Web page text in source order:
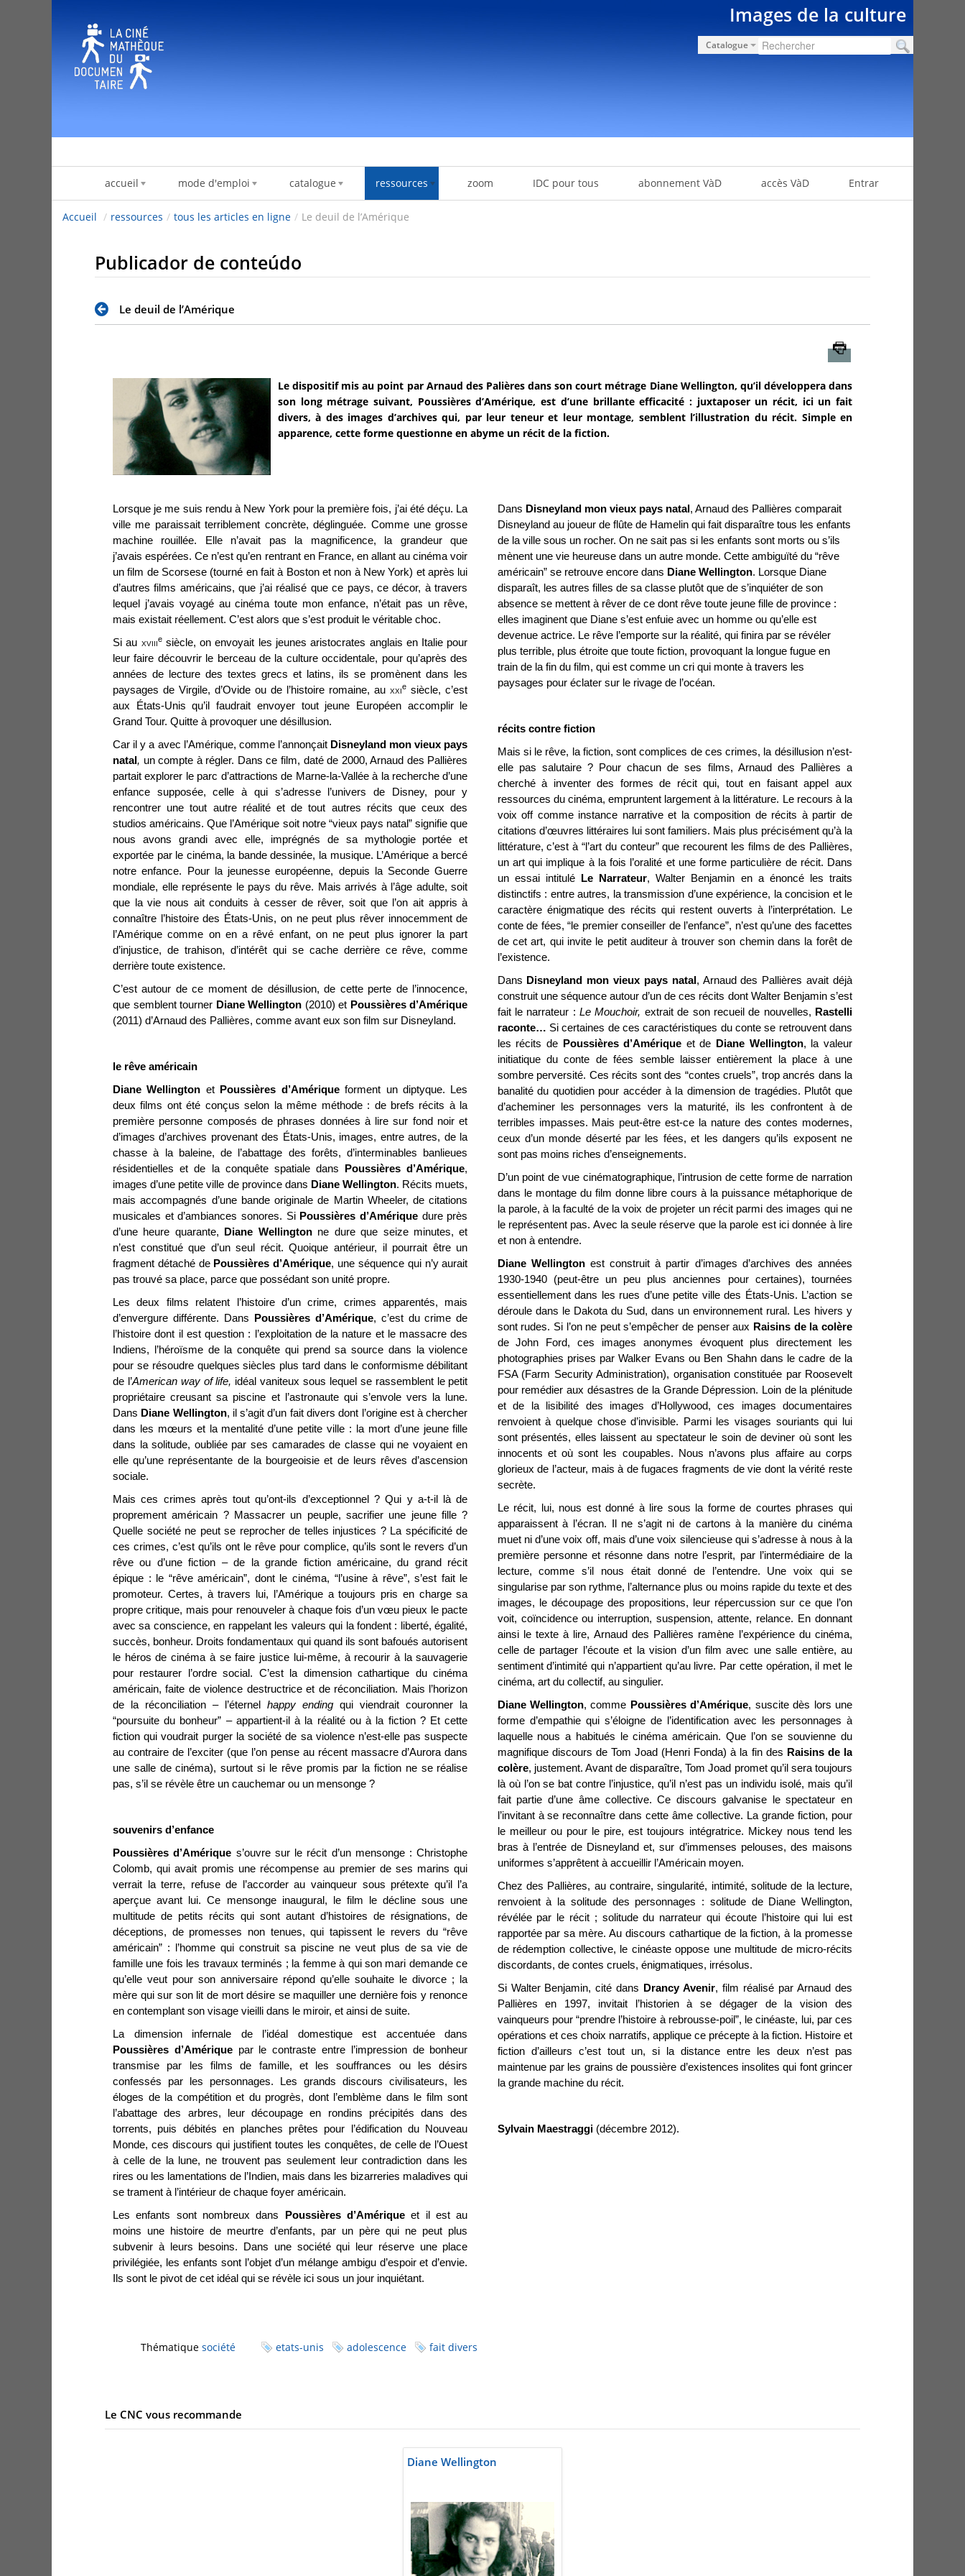
Images de la culture
Catalogue
accueil mode d'emploi catalogue ressources zoom IDC pour tous abonnement VàD accès VàD Entrar
Accueil / ressources / tous les articles en ligne / Le deuil de l’Amérique
Publicador de conteúdo
Le deuil de l’Amérique
Le dispositif mis au point par Arnaud des Palières dans son court métrage Diane Wellington, qu’il développera dans
son long métrage suivant, Poussières d’Amérique, est d’une brillante efficacité : juxtaposer un récit, ici un fait
divers, à des images d’archives qui, par leur teneur et leur montage, semblent l’illustration du récit. Simple en
apparence, cette forme questionne en abyme un récit de la fiction.
Lorsque je me suis rendu à New York pour la première fois, j’ai été déçu. La
ville me paraissait terriblement concrète, déglinguée. Comme une grosse
machine rouillée. Elle n’avait pas la magnificence, la grandeur que
j’avais espérées. Ce n’est qu’en rentrant en France, en allant au cinéma voir
un film de Scorsese (tourné en fait à Boston et non à New York) et après lui
d’autres films américains, que j’ai réalisé que ce pays, ce décor, à travers
lequel j’avais voyagé au cinéma toute mon enfance, n’était pas un rêve,
mais existait réellement. C’est alors que s’est produit le véritable choc.
Si au xviiiesiècle, on envoyait les jeunes aristocrates anglais en Italie pour
leur faire découvrir le berceau de la culture occidentale, pour qu’après des
années de lecture des textes grecs et latins, ils se promènent dans les
paysages de Virgile, d’Ovide ou de l’histoire romaine, auxxie siècle, c’est
aux États-Unis qu’il faudrait envoyer tout jeune Européen accomplir le
Grand Tour. Quitte à provoquer une désillusion.
Car il y a avec l’Amérique, comme l’annonçait Disneyland mon vieux pays
natal , un compte à régler. Dans ce film, daté de 2000, Arnaud des Pallières
partait explorer le parc d’attractions de Marne-la-Vallée à la recherche d’une
enfance supposée, celle à qui s’adresse l’univers de Disney, pour y
rencontrer une tout autre réalité et de tout autres récits que ceux des
studios américains. Que l’Amérique soit notre “vieux pays natal” signifie que
nous avons grandi avec elle, imprégnés de sa mythologie portée et
exportée par le cinéma, la bande dessinée, la musique. L’Amérique a bercé
notre enfance. Pour la jeunesse européenne, depuis la Seconde Guerre
mondiale, elle représente le pays du rêve. Mais arrivés à l’âge adulte, soit
que la vie nous ait conduits à cesser de rêver, soit que l’on ait appris à
connaître l’histoire des États-Unis, on ne peut plus rêver innocemment de
l’Amérique comme on en a rêvé enfant, on ne peut plus ignorer la part
d’injustice, de trahison, d’intérêt qui se cache derrière ce rêve, comme
derrière toute existence.
C’est autour de ce moment de désillusion, de cette perte de l’innocence,
que semblent tourner Diane Wellington (2010) et Poussières d’Amérique
(2011) d’Arnaud des Pallières, comme avant eux son film sur Disneyland.
le rêve américain
Diane Wellington et Poussières d’Amériqueforment un diptyque. Les
deux films ont été conçus selon la même méthode : de brefs récits à la
première personne composés de phrases données à lire sur fond noir et
d’images d’archives provenant des États-Unis, images, entre autres, de la
chasse à la baleine, de l’abattage des forêts, d’interminables banlieues
résidentielles et de la conquête spatiale dans
Poussières d’Amérique,
images d’une petite ville de province dans Diane Wellington. Récits muets,
mais accompagnés d’une bande originale de Martin Wheeler, de citations
musicales et d’ambiances sonores. Si Poussières d’Amérique dure près
d’une heure quarante,
Diane Wellingtonne dure que seize minutes, et
n’est constitué que d’un seul récit. Quoique antérieur, il pourrait être un
fragment détaché de Poussières d’Amérique, une séquence qui n’y aurait
pas trouvé sa place, parce que possédant son unité propre.
Les deux films relatent l’histoire d’un crime, crimes apparentés, mais
d’envergure différente. Dans
Poussières d’Amérique, c’est du crime de
l’histoire dont il est question : l’exploitation de la nature et le massacre des
Indiens, l’héroïsme de la conquête qui prend sa source dans la violence
pour se résoudre quelques siècles plus tard dans le conformisme débilitant
de l’American way of life, idéal vaniteux sous lequel se rassemblent le petit
propriétaire creusant sa piscine et l’astronaute qui s’envole vers la lune.
Dans Diane Wellington, il s’agit d’un fait divers dont l’origine est à chercher
dans les mœurs et la mentalité d’une petite ville : la mort d’une jeune fille
dans la solitude, oubliée par ses camarades de classe qui ne voyaient en
elle qu’une représentante de la bourgeoisie et de leurs rêves d’ascension
sociale.
Mais ces crimes après tout qu’ont-ils d’exceptionnel ? Qui y a-t-il là de
proprement américain ? Massacrer un peuple, sacrifier une jeune fille ?
Quelle société ne peut se reprocher de telles injustices ? La spécificité de
ces crimes, c’est qu’ils ont le rêve pour complice, qu’ils sont le revers d’un
rêve ou d’une fiction – de la grande fiction américaine, du grand récit
épique : le “rêve américain”, dont le cinéma, “l’usine à rêve”, s’est fait le
promoteur. Certes, à travers lui, l’Amérique a toujours pris en charge sa
propre critique, mais pour renouveler à chaque fois d’un vœu pieux le pacte
avec sa conscience, en rappelant les valeurs qui la fondent : liberté, égalité,
succès, bonheur. Droits fondamentaux qui quand ils sont bafoués autorisent
le héros de cinéma à se faire justice lui-même, à recourir à la sauvagerie
pour restaurer l’ordre social. C’est la dimension cathartique du cinéma
américain, faite de violence destructrice et de réconciliation. Mais l’horizon
de la réconciliation – l’éternelhappy ending qui viendrait couronner la
“poursuite du bonheur” – appartient-il à la réalité ou à la fiction ? Et cette
fiction qui voudrait purger la société de sa violence n’est-elle pas suspecte
au contraire de l’exciter (que l’on pense au récent massacre d’Aurora dans
une salle de cinéma), surtout si le rêve promis par la fiction ne se réalise
pas, s’il se révèle être un cauchemar ou un mensonge ?
souvenirs d’enfance
Poussières d’Amérique s’ouvre sur le récit d’un mensonge : Christophe
Colomb, qui avait promis une récompense au premier de ses marins qui
verrait la terre, refuse de l’accorder au vainqueur sous prétexte qu’il l’a
aperçue avant lui. Ce mensonge inaugural, le film le décline sous une
multitude de petits récits qui sont autant d’histoires de résignations, de
déceptions, de promesses non tenues, qui tapissent le revers du “rêve
américain” : l’homme qui construit sa piscine ne veut plus de sa vie de
famille une fois les travaux terminés ; la femme à qui son mari demande ce
qu’elle veut pour son anniversaire répond qu’elle souhaite le divorce ; la
mère qui sur son lit de mort désire se maquiller une dernière fois y renonce
en contemplant son visage vieilli dans le miroir, et ainsi de suite.
La dimensioninfernale de l’idéal domestique est accentuée dans
Poussières d’Amériquepar le contraste entre l’impression de bonheur
transmise par les films de famille, et les souffrances ou les désirs
confessés par les personnages. Les grands discours civilisateurs, les
éloges de la compétition et du progrès, dont l’emblème dans le film sont
l’abattage des arbres, leur découpage en rondins précipités dans des
torrents, puis débités en planches prêtes pour l’édification du Nouveau
Monde, ces discours qui justifient toutes les conquêtes, de celle de l’Ouest
à celle de la lune, ne trouvent pas seulement leur contradiction dans les
rires ou les lamentations de l’Indien, mais dans les bizarreries maladives qui
se trament à l’intérieur de chaque foyer américain.
Les enfants sont nombreux dans
Poussières d’Amérique et il est au
moins une histoire de meurtre d’enfants, par un père qui ne peut plus
subvenir à leurs besoins. Dans une société qui leur réserve une place
privilégiée, les enfants sont l’objet d’un mélange ambigu d’espoir et d’envie.
Ils sont le pivot de cet idéal qui se révèle ici sous un jour inquiétant.
Dans Disneyland mon vieux pays natal , Arnaud des Pallières comparait
Disneyland au joueur de flûte de Hamelin qui fait disparaître tous les enfants
de la ville sous un rocher. On ne sait pas si les enfants sont morts ou s’ils
mènent une vie heureuse dans un autre monde. Cette ambiguïté du “rêve
américain” se retrouve encore dans Diane Wellington. Lorsque Diane
disparaît, les autres filles de sa classe plutôt que de s’inquiéter de son
absence se mettent à rêver de ce dont rêve toute jeune fille de province :
elles imaginent que Diane s’est enfuie avec un homme ou qu’elle est
devenue actrice. Le rêve l’emporte sur la réalité, qui finira par se révéler
plus terrible, plus étroite que toute fiction, provoquant la longue fugue en
train de la fin du film, qui est comme un cri qui monte à travers les
paysages pour éclater sur le rivage de l’océan.
récits contre fiction
Mais si le rêve, la fiction, sont complices de ces crimes, la désillusion n’est-
elle pas salutaire ?
Pour chacun de ses films, Arnaud des Pallières a
cherché à inventer des formes de récit qui, tout en faisant appel aux
ressources du cinéma, empruntent largement à la littérature. Le recours à la
voix off comme instance narrative et la composition de récits à partir de
citations d’œuvres littéraires lui sont familiers. Mais plus précisément qu’à la
littérature, c’est à “l’art du conteur” que recourent les films de des Pallières,
un art qui implique à la fois l’oralité et une forme particulière de récit. Dans
un essai intitulé
Le Narrateur, Walter Benjamin en a énoncé les traits
distinctifs : entre autres, la transmission d’une expérience, la concision et le
caractère énigmatique des récits qui restent ouverts à l’interprétation. Le
conte de fées, “le premier conseiller de l’enfance”, n’est qu’une des facettes
de cet art, qui invite le petit auditeur à trouver son chemin dans la forêt de
l’existence.
Dans Disneyland mon vieux pays natal , Arnaud des Pallières avait déjà
construit une séquence autour d’un de ces récits dont Walter Benjamin s’est
fait le narrateur :Le Mouchoir, extrait de son recueil de nouvelles, Rastelli
raconte… Si certaines de ces caractéristiques du conte se retrouvent dans
les récits de
Poussières d’Amérique et de Diane Wellington, la valeur
initiatique du conte de fées semble laisser entièrement la place à une
sombre perversité. Ces récits sont des “contes cruels”, trop ancrés dans la
banalité du quotidien pour accéder à la dimension de tragédies. Plutôt que
d’acheminer les personnages vers la maturité, ils les confrontent à de
terribles impasses. Mais peut-être est-ce la nature des contes modernes,
ceux d’un monde déserté par les fées, et les dangers qu’ils exposent ne
sont pas moins riches d’enseignements.
D’un point de vue cinématographique, l’intrusion de cette forme de narration
dans le montage du film donne libre cours à la puissance métaphorique de
la parole, à la faculté de la voix de projeter un récit parmi des images qui ne
le représentent pas. Avec la seule réserve que la parole est ici donnée à lire
et non à entendre.
Diane Wellingtonest construit à partir d’images d’archives des années
1930-1940 (peut-être un peu plus anciennes pour certaines), tournées
essentiellement dans les rues d’une petite ville des États-Unis. L’action se
déroule dans le Dakota du Sud, dans un environnement rural. Les hivers y
sont rudes. Si l’on ne peut s’empêcher de penser aux Raisins de la colère
de John Ford, ces images anonymes évoquent plus directement les
photographies prises par Walker Evans ou Ben Shahn dans le cadre de la
FSA (Farm Security Administration), organisation constituée par Roosevelt
pour remédier aux désastres de la Grande Dépression. Loin de la plénitude
et de la lisibilité des images d’Hollywood, ces images documentaires
renvoient à quelque chose d’invisible. Parmi les visages souriants qui lui
sont présentés, elles laissent au spectateur le soin de deviner où sont les
innocents et où sont les coupables. Nous n’avons plus affaire au corps
glorieux de l’acteur, mais à de fugaces fragments de vie dont la vérité reste
secrète.
Le récit, lui, nous est donné à lire sous la forme de courtes phrases qui
apparaissent à l’écran. Il ne s’agit ni de cartons à la manière du cinéma
muet ni d’une voix off, mais d’une voix silencieuse qui s’adresse à nous à la
première personne et résonne dans notre l’esprit, par l’intermédiaire de la
lecture, comme s’il nous était donné de l’entendre. Une voix qui se
singularise par son rythme, l’alternance plus ou moins rapide du texte et des
images, le découpage des propositions, leur répercussion sur ce que l’on
voit, coïncidence ou interruption, suspension, attente, relance. En donnant
ainsi le texte à lire, Arnaud des Pallières ramène l’expérience du cinéma,
celle de partager l’écoute et la vision d’un film avec une salle entière, au
sentiment d’intimité qui n’appartient qu’au livre. Par cette opération, il met le
cinéma, art du collectif, au singulier.
Diane Wellington, comme Poussières d’Amérique, suscite dès lors une
forme d’empathie qui s’éloigne de l’identification avec les personnages à
laquelle nous a habitués le cinéma américain. Que l’on se souvienne du
magnifique discours de Tom Joad (Henri Fonda) à la fin des Raisins de la
colère, justement. Avant de disparaître, Tom Joad promet qu’il sera toujours
là où l’on se bat contre l’injustice, qu’il n’est pas un individu isolé, mais qu’il
fait partie d’une âme collective. Ce discours galvanise le spectateur en
l’invitant à se reconnaître dans cette âme collective. La grande fiction, pour
le meilleur ou pour le pire, est toujours intégratrice. Mickey nous tend les
bras à l’entrée de Disneyland et, sur d’immenses pelouses, des maisons
uniformes s’apprêtent à accueillir l’Américain moyen.
Chez des Pallières, au contraire, singularité, intimité, solitude de la lecture,
renvoient à la solitude des personnages : solitude de Diane Wellington,
révélée par le récit ; solitude du narrateur qui écoute l’histoire qui lui est
rapportée par sa mère.Au discours cathartique de la fiction, à la promesse
de rédemption collective, le cinéaste oppose une multitude de micro-récits
discordants, de contes cruels, énigmatiques, irrésolus.
Si Walter Benjamin, cité dans
Drancy Avenir, film réalisé par Arnaud des
Pallières en 1997, invitait l’historien à se dégager de la vision des
vainqueurs pour “prendre l’histoire à rebrousse-poil”, le cinéaste, lui, par ces
opérations et ces choix narratifs, applique ce précepte à la fiction. Histoire et
fiction d’ailleurs c’est tout un, si la distance entre les deux n’est pas
maintenue par les grains de poussière d’existences insolites qui font grincer
la grande machine du récit.
Sylvain Maestraggi(décembre 2012).
Thématique société etats-unis adolescence fait divers
Le CNC vous recommande
Diane Wellington